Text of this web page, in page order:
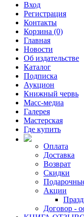
Вход
Регистрация
Контакты
Корзина (0)
Главная
Новости
Об издательстве
Каталог
Подписка
Аукцион
Книжный червь
Масс-медиа
Галерея
Мастерская
Где купить
Оплата
Доставка
Возврат
Скидки
Акции
Договор -